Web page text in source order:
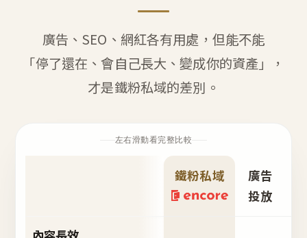
廣告、SEO、網紅各有用處，但能不能
「停了還在、會自己長大、變成你的資產」，
才是鐵粉私域的差別。
左右滑動看完整比較
鐵粉私域
廣告
投放